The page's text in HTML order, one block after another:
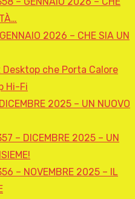
2026 – CHE SIA UN
Desktop che Porta Calore
Hi-Fi
2025 – UN NUOVO
– DICEMBRE 2025 – UN
– NOVEMBRE 2025 – IL